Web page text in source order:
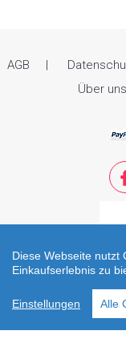
AGB
Über uns
© 2021 Zweirad Reiter.
bis 12.30 und 13.30 bis
Diese Webseite nutzt
Einkaufserlebnis zu
Einstellungen Alle